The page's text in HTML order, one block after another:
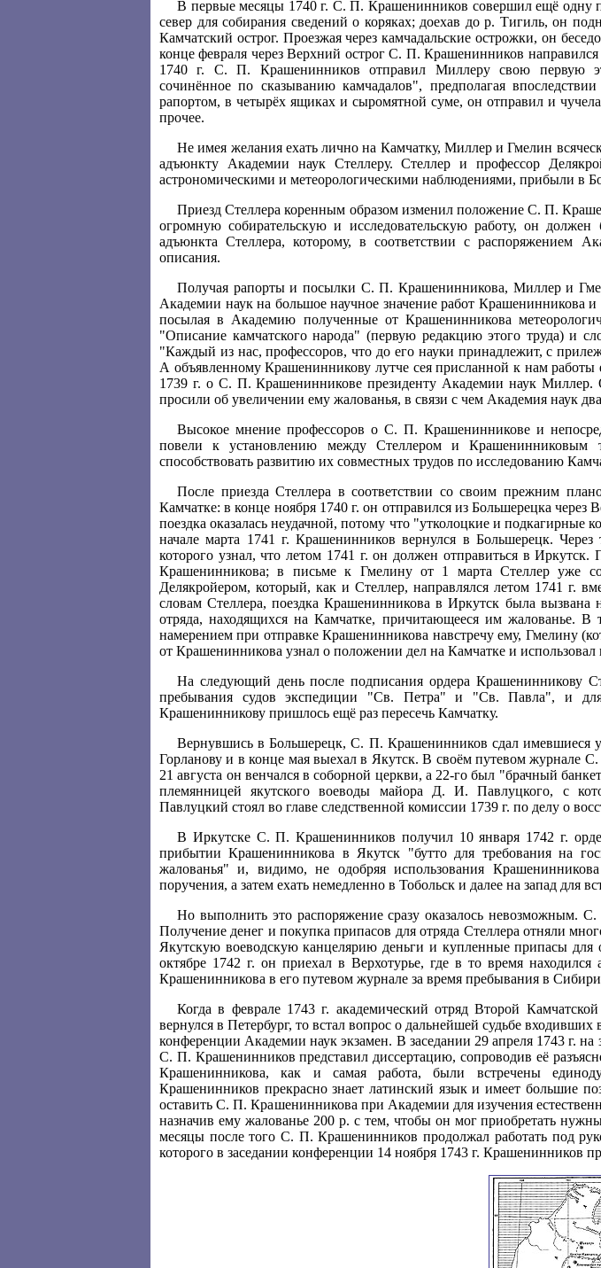
В первые месяцы 1740 г. С. П. Крашенинников совершил ещё одну
север для собирания сведений о коряках; доехав до р. Тигиль, он
Камчатский острог. Проезжая через камчадальские острожки, он
конце февраля через Верхний острог С. П. Крашенинников
1740 г. С. П. Крашенинников отправил Миллеру свою первую
сочинённое по сказыванию камчадалов", предполагая
рапортом, в четырёх ящиках и сыромятной суме, он отправил и
прочее.
Не имея желания ехать лично на Камчатку, Миллер и Гмелин
адъюнкту Академии наук Стеллеру. Стеллер и профессор
астрономическими и метеорологическими наблюдениями, прибыли в
Приезд Стеллера коренным образом изменил положение С. П.
огромную собирательскую и исследовательскую работу, он
адъюнкта Стеллера, которому, в соответствии с распоряжением
описания.
Получая рапорты и посылки С. П. Крашенинникова, Миллер и
Академии наук на большое научное значение работ Крашенинникова
посылая в Академию полученные от Крашенинникова
"Описание камчатского народа" (первую редакцию этого труда) и
"Каждый из нас, профессоров, что до его науки принадлежит, с
А объявленному Крашенинникову лутче сея присланной к нам
1739 г. о С. П. Крашенинникове президенту Академии наук
просили об увеличении ему жалованья, в связи с чем Академия наук
Высокое мнение профессоров о С. П. Крашенинникове и
повели к установлению между Стеллером и
способствовать развитию их совместных трудов по исследованию
После приезда Стеллера в соответствии со своим прежним
Камчатке: в конце ноября 1740 г. он отправился из Большерецка
поездка оказалась неудачной, потому что "утколоцкие и
начале марта 1741 г. Крашенинников вернулся в Большерецк.
которого узнал, что летом 1741 г. он должен отправиться в
Крашенинникова; в письме к Гмелину от 1 марта Стеллер уже
Делякройером, который, как и Стеллер, направлялся летом 1741 г.
словам Стеллера, поездка Крашенинникова в Иркутск была вызвана
отряда, находящихся на Камчатке, причитающееся им жалованье.
намерением при отправке Крашенинникова навстречу ему, Гмелину
от Крашенинникова узнал о положении дел на Камчатке и использовал
На следующий день после подписания ордера Крашенинникову
пребывания судов экспедиции "Св. Петра" и "Св. Павла", и
Крашенинникову пришлось ещё раз пересечь Камчатку.
Вернувшись в Большерецк, С. П. Крашенинников сдал имевшиеся
Горланову и в конце мая выехал в Якутск. В своём путевом журнале
21 августа он венчался в соборной церкви, а 22-го был "брачный
племянницей якутского воеводы майора Д. И. Павлуцкого, с
Павлуцкий стоял во главе следственной комиссии 1739 г. по делу о
В Иркутске С. П. Крашенинников получил 10 января 1742 г.
прибытии Крашенинникова в Якутск "бутто для требования на
жалованья" и, видимо, не одобряя использования
поручения, а затем ехать немедленно в Тобольск и далее на запад для
Но выполнить это распоряжение сразу оказалось невозможным.
Получение денег и покупка припасов для отряда Стеллера отняли
Якутскую воеводскую канцелярию деньги и купленные припасы
октябре 1742 г. он приехал в Верхотурье, где в то время
Крашенинникова в его путевом журнале за время пребывания в
Когда в феврале 1743 г. академический отряд Второй
вернулся в Петербург, то встал вопрос о дальнейшей судьбе
конференции Академии наук экзамен. В заседании 29 апреля 1743 г.
С. П. Крашенинников представил диссертацию, сопроводив её
Крашенинникова, как и самая работа, были встречены
Крашенинников прекрасно знает латинский язык и имеет большие
оставить С. П. Крашенинникова при Академии для изучения
назначив ему жалованье 200 р. с тем, чтобы он мог приобретать
месяцы после того С. П. Крашенинников продолжал работать под
которого в заседании конференции 14 ноября 1743 г. Крашенинников